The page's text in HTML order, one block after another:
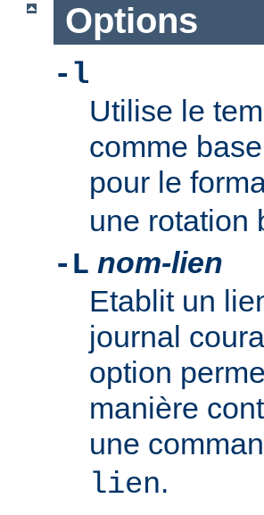
Options
-l
Utilise le
comme
pour le
une rotation
-L nom-lien
Etablit un
journal
option
manière
une
lien.